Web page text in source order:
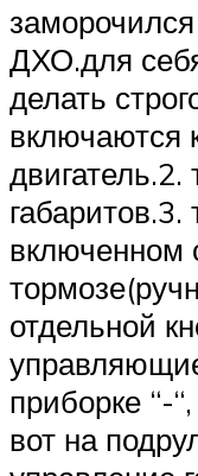
ДХО.для
делать
включаются
габаритов.3.
включенном
отдельной
приборке “-
вот на